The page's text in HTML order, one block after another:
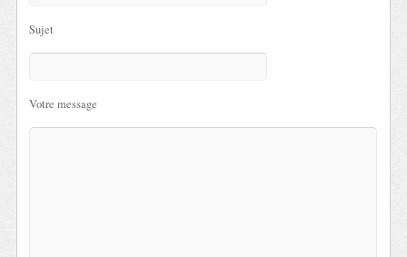
Sujet
Votre message